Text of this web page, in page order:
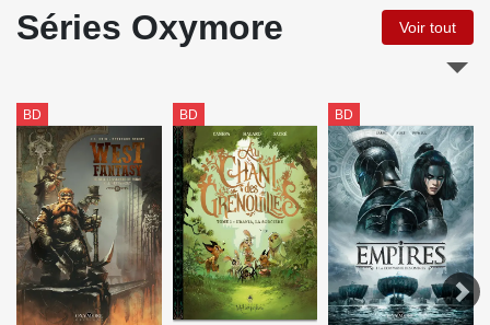
Séries Oxymore Voir tout
BD BD BD